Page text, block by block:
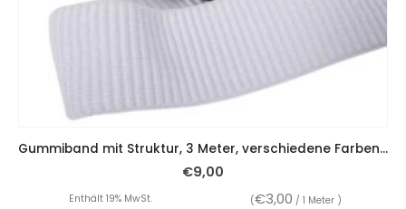
Gummiband mit Struktur, 3 Meter, verschiedene Farben – 5 cm breit
€9,00
Enthält 19% MwSt. (€3,00 / 1 Meter )